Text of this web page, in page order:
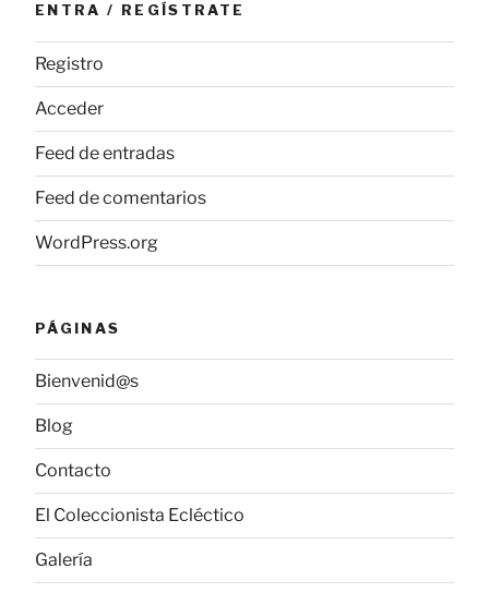
ENTRA / REGÍSTRATE
Registro
Acceder
Feed de entradas
Feed de comentarios
WordPress.org
PÁGINAS
Bienvenid@s
Blog
Contacto
El Coleccionista Ecléctico
Galería